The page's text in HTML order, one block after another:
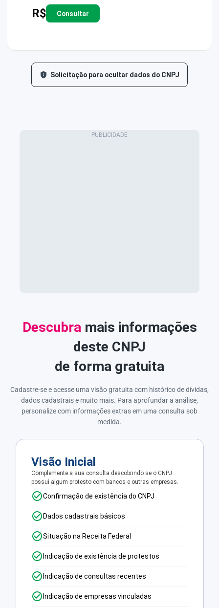
R$ Consultar
Solicitação para ocultar dados do CNPJ
Descubramais informações
deste CNPJ
de forma gratuita
Cadastre-se e acesse uma visão gratuita com histórico de dívidas,
dados cadastrais e muito mais. Para aprofundar a análise,
personalize com informações extras em uma consulta sob
medida.
Visão Inicial
Complemente a sua consulta descobrindo se o CNPJ
possui algum protesto com bancos e outras empresas.
Confirmação de existência do CNPJ
Dados cadastrais básicos
Situação na Receita Federal
Indicação de existência de protestos
Indicação de consultas recentes
Indicação de empresas vinculadas